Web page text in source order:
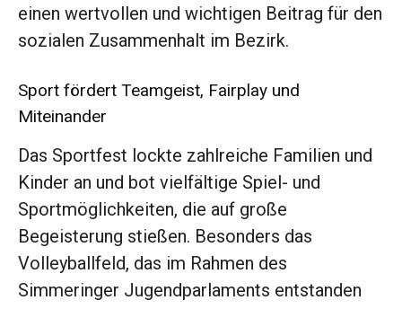
einen wertvollen und wichtigen Beitrag für den
sozialen Zusammenhalt im Bezirk.
Sport fördert Teamgeist, Fairplay und
Miteinander
Das Sportfest lockte zahlreiche Familien und
Kinder an und bot vielfältige Spiel- und
Sportmöglichkeiten, die auf große
Begeisterung stießen. Besonders das
Volleyballfeld, das im Rahmen des
Simmeringer Jugendparlaments entstanden